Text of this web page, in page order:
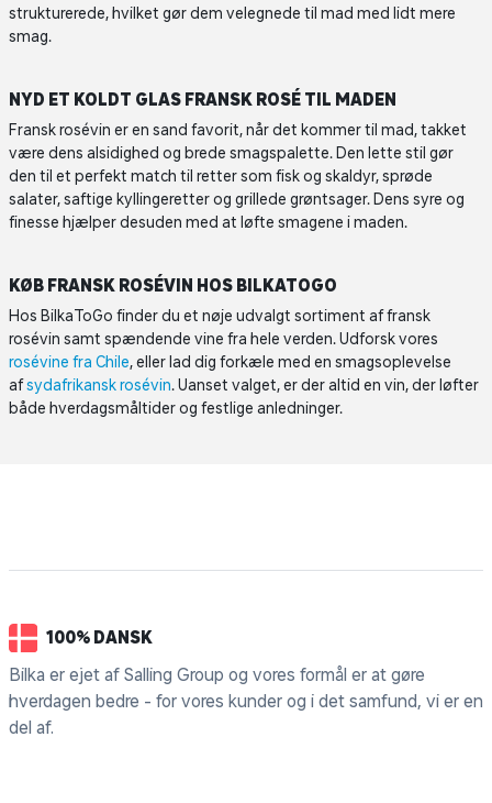
strukturerede, hvilket gør dem velegnede til mad med lidt mere
smag.
NYD ET KOLDT GLAS FRANSK ROSÉ TIL MADEN
Fransk rosévin er en sand favorit, når det kommer til mad, takket
være dens alsidighed og brede smagspalette. Den lette stil gør
den til et perfekt match til retter som fisk og skaldyr, sprøde
salater, saftige kyllingeretter og grillede grøntsager. Dens syre og
finesse hjælper desuden med at løfte smagene i maden.
KØB FRANSK ROSÉVIN HOS BILKATOGO
Hos BilkaToGo finder du et nøje udvalgt sortiment af fransk
rosévin samt spændende vine fra hele verden. Udforsk vores
rosévine fra Chile, eller lad dig forkæle med en smagsoplevelse
afsydafrikansk rosévin. Uanset valget, er der altid en vin, der løfter
både hverdagsmåltider og festlige anledninger.
100% DANSK
Bilka er ejet af Salling Group og vores formål er at gøre
hverdagen bedre - for vores kunder og i det samfund, vi er en
del af.